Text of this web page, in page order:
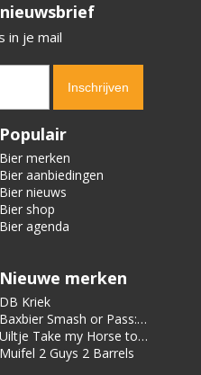
in je mail
Populair
Bier merken
Bier aanbiedingen
Bier nieuws
Bier shop
Bier agenda
Nieuwe merken
DB Kriek
Baxbier Smash or Pass:
Strata
Uiltje Take my Horse to
the Hotel Room
Muifel 2 Guys 2 Barrels